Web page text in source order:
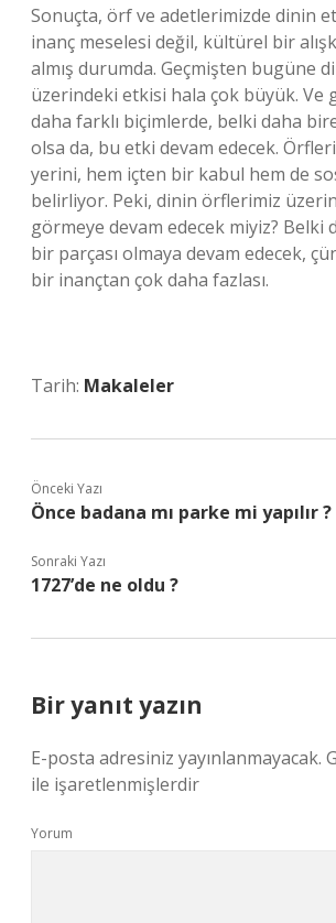
Sonuçta, örf ve adetlerimizde dinin
inanç meselesi değil, kültürel bir
almış durumda. Geçmişten bugüne
üzerindeki etkisi hala çok büyük. Ve
daha farklı biçimlerde, belki daha
olsa da, bu etki devam edecek.
yerini, hem içten bir kabul hem de
belirliyor. Peki, dinin örflerimiz
görmeye devam edecek miyiz? Belki
bir parçası olmaya devam edecek,
bir inançtan çok daha fazlası.
Tarih: Makaleler
Önceki Yazı
Önce badana mı parke mi yapılır ?
Sonraki Yazı
1727’de ne oldu ?
Bir yanıt yazın
E-posta adresiniz yayınlanmayacak.
ile işaretlenmişlerdir
Yorum